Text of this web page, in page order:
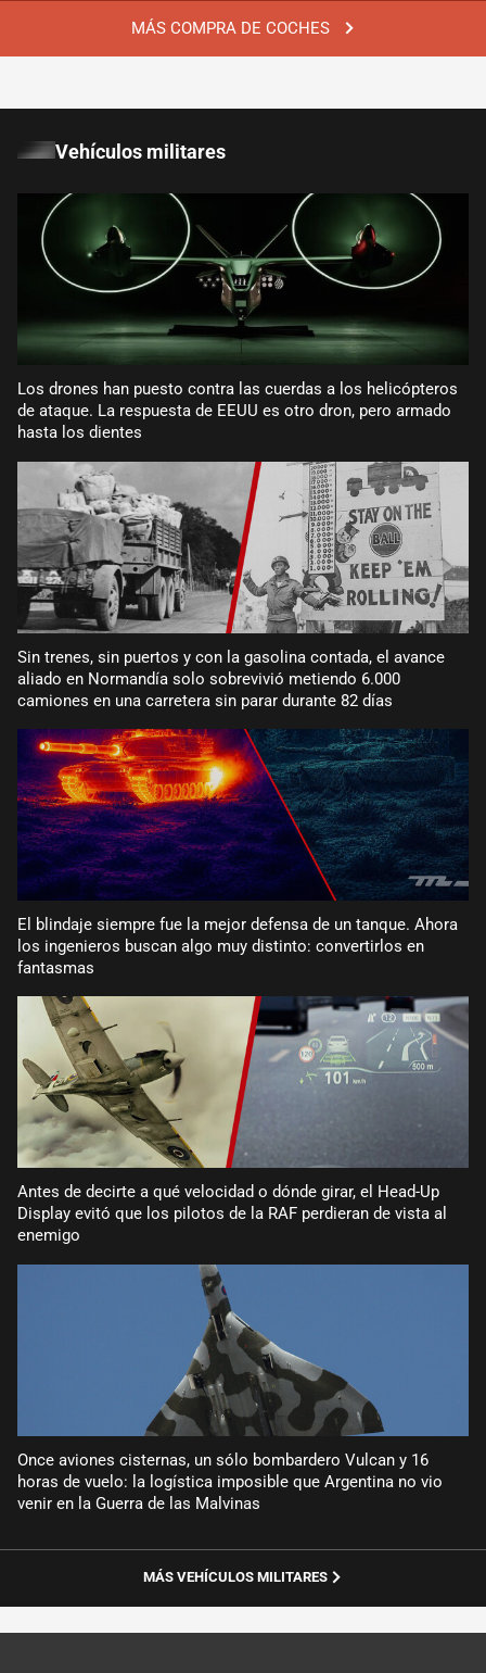
MÁS COMPRA DE COCHES
Vehículos militares
Los drones han puesto contra las cuerdas a los helicópteros
de ataque. La respuesta de EEUU es otro dron, pero armado
hasta los dientes
Sin trenes, sin puertos y con la gasolina contada, el avance
aliado en Normandía solo sobrevivió metiendo 6.000
camiones en una carretera sin parar durante 82 días
El blindaje siempre fue la mejor defensa de un tanque. Ahora
los ingenieros buscan algo muy distinto: convertirlos en
fantasmas
Antes de decirte a qué velocidad o dónde girar, el Head-Up
Display evitó que los pilotos de la RAF perdieran de vista al
enemigo
Once aviones cisternas, un sólo bombardero Vulcan y 16
horas de vuelo: la logística imposible que Argentina no vio
venir en la Guerra de las Malvinas
MÁS VEHÍCULOS MILITARES